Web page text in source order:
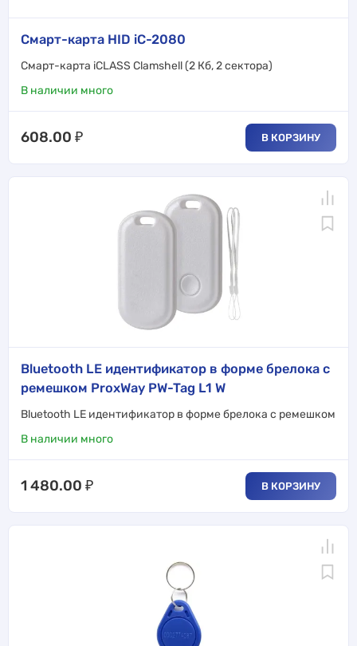
Смарт-карта HID iC-2080
Смарт-карта iCLASS Clamshell (2 Кб, 2 сектора)
В наличии много
608.00 ₽ В КОРЗИНУ
Bluetooth LE идентификатор в форме брелока с
ремешком ProxWay PW-Tag L1 W
Bluetooth LE идентификатор в форме брелока с ремешком
В наличии много
1 480.00 ₽ В КОРЗИНУ